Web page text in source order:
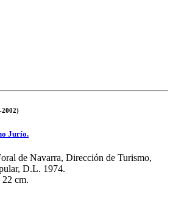
2002)
Jurío.
de Navarra, Dirección de Turismo,
D.L. 1974.
cm.